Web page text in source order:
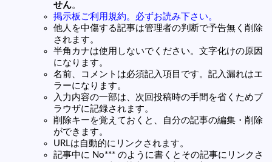
せん。
掲示板ご利用規約。必ずお読み下さい。
他人を中傷する記事は管理者の判断で予告無く削除
されます。
半角カナは使用しないでください。文字化けの原因
になります。
名前、コメントは必須記入項目です。記入漏れはエ
ラーになります。
入力内容の一部は、次回投稿時の手間を省くためブ
ラウザに記録されます。
削除キーを覚えておくと、自分の記事の編集・削除
ができます。
URLは自動的にリンクされます。
記事中に No*** のように書くとその記事にリンクさ